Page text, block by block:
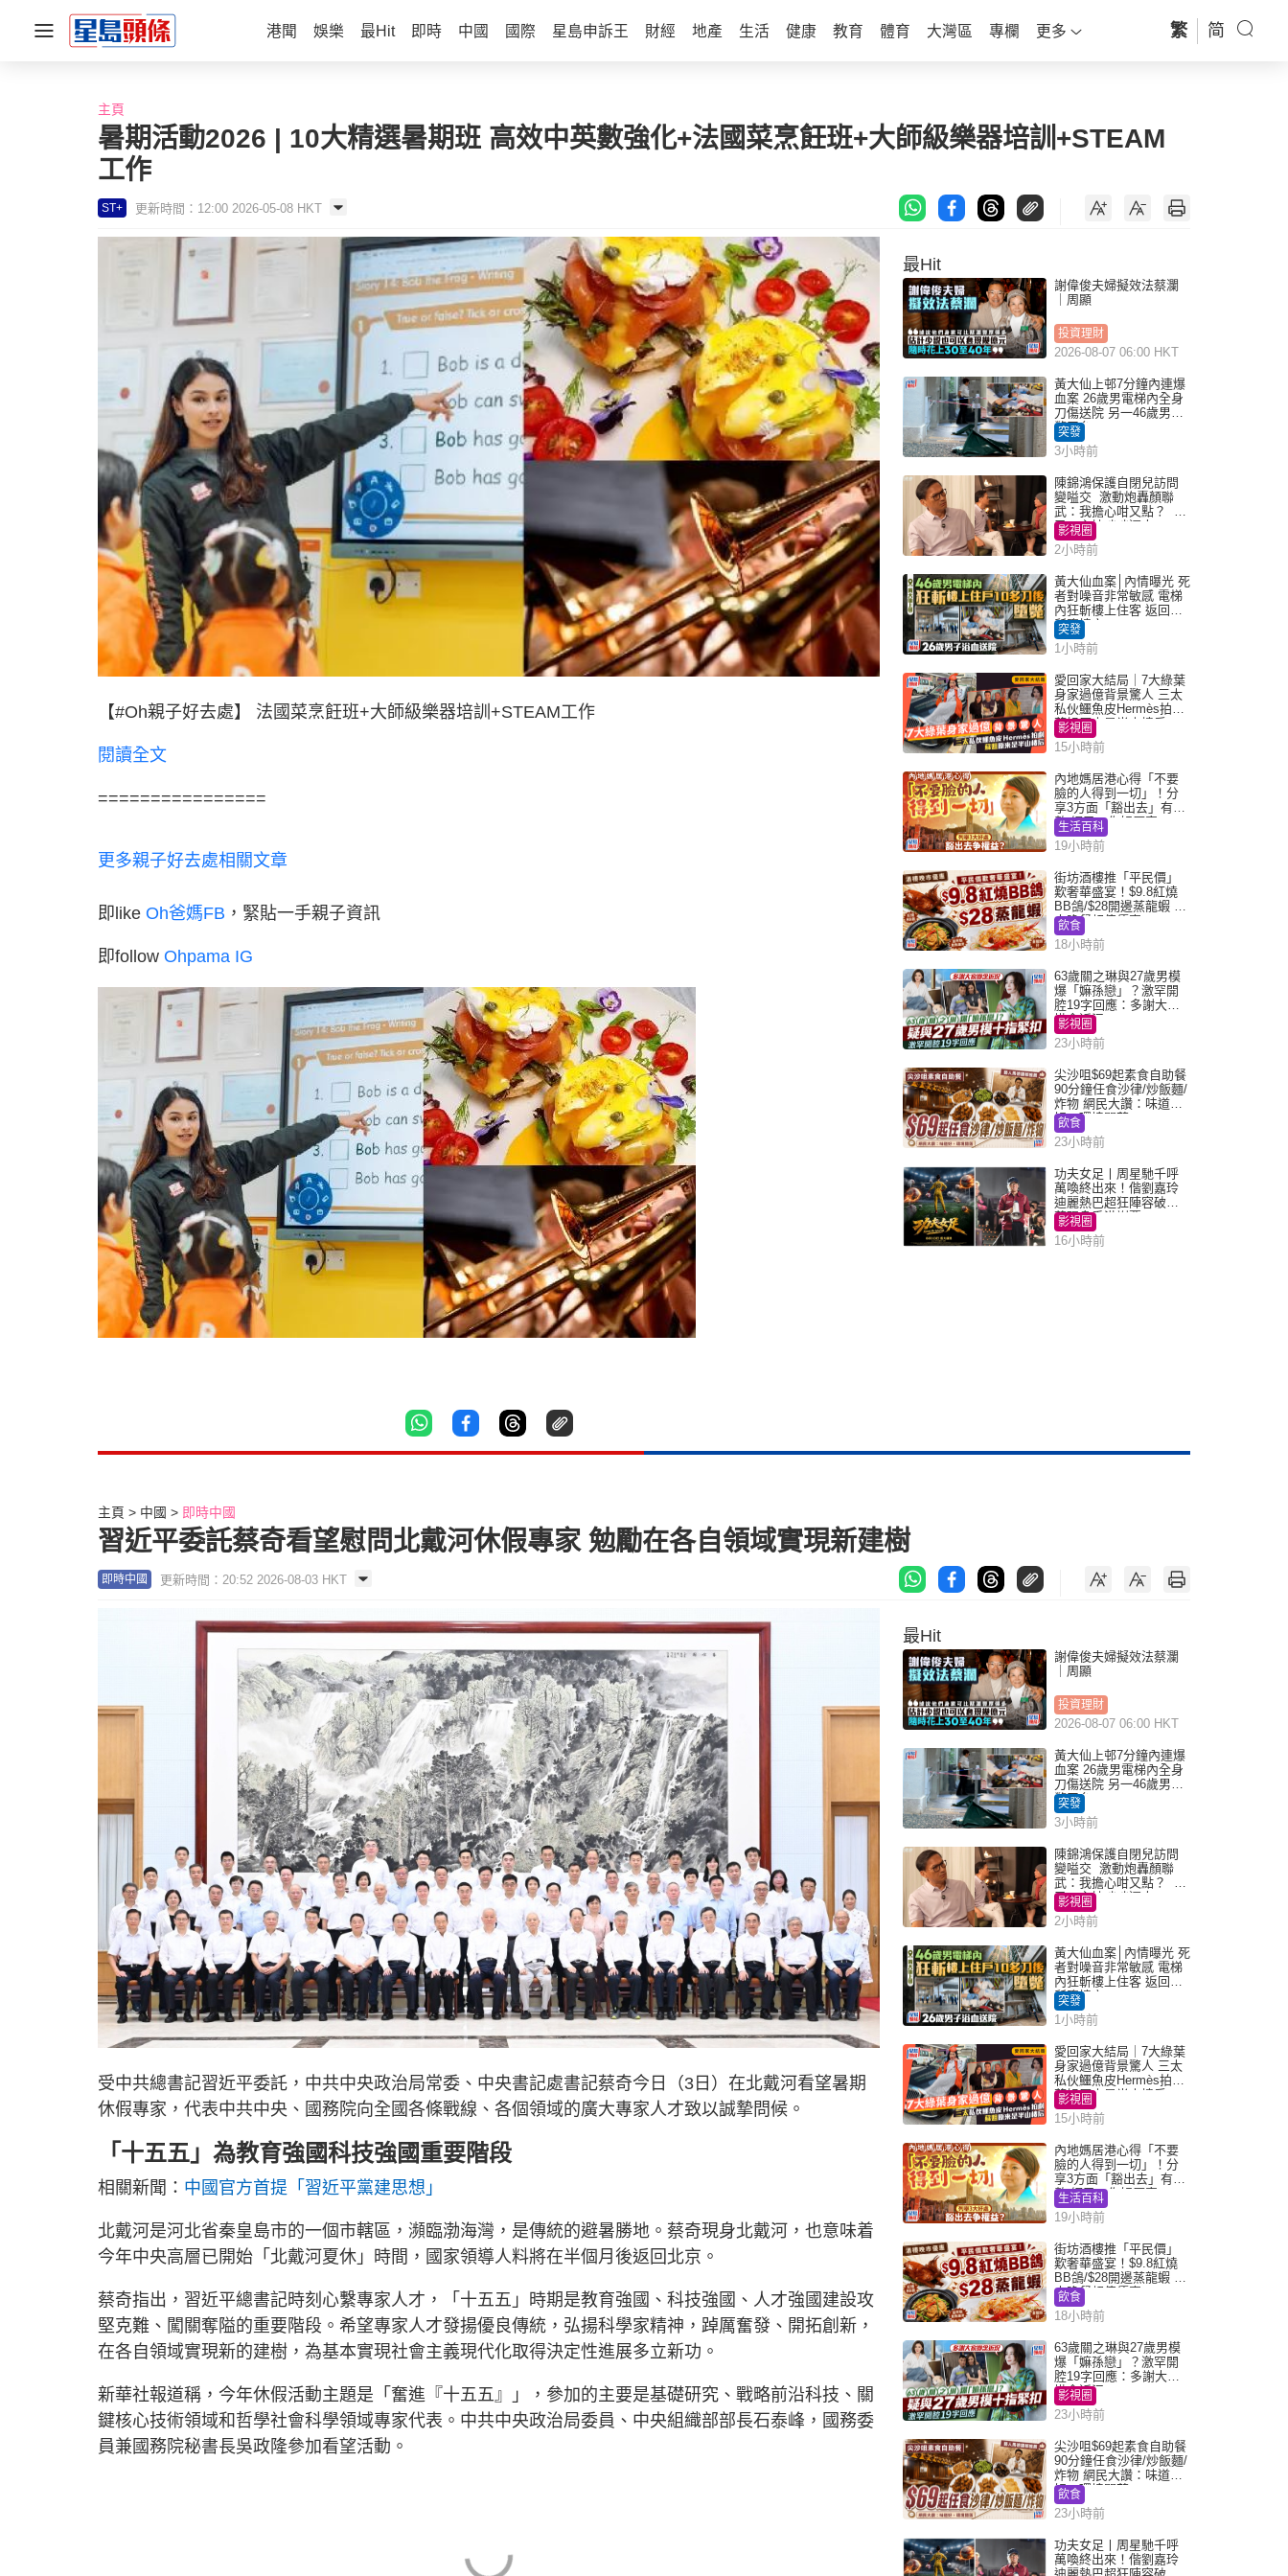
港聞 娛樂 最Hit 即時 中國 國際 星島申訴王 財經 地產 生活 健康 教育 體育 大灣區 專欄 更多 繁 简
主頁
暑期活動2026 | 10大精選暑期班 高效中英數強化+法國菜烹飪班+大師級樂器培訓+STEAM
工作
ST+ 更新時間：12:00 2026-05-08 HKT
【#Oh親子好去處】 法國菜烹飪班+大師級樂器培訓+STEAM工作
閱讀全文
================
更多親子好去處相關文章
即like Oh爸媽FB ，緊貼一手親子資訊
即follow Ohpama IG
最Hit
謝偉俊夫婦擬效法蔡瀾
｜周顯
投資理財
2026-08-07 06:00 HKT
黃大仙上邨7分鐘內連爆
血案 26歲男電梯內全身
刀傷送院 另一46歲男倒
斃平台
突發
3小時前
陳錦鴻保護自閉兒訪問
變嗌交 激動炮轟顏聯
武：我擔心咁又點？ 網
民：主持咄咄逼人
影視圈
2小時前
黃大仙血案│內情曝光 死
者對噪音非常敏感 電梯
內狂斬樓上住客 返回住
所墮樓亡
突發
1小時前
愛回家大結局｜7大綠葉
身家過億背景驚人 三太
私伙鱷魚皮Hermès拍劇
蘇姐原來是半山樓后
影視圈
15小時前
內地媽居港心得「不要
臉的人得到一切」！分
享3方面「豁出去」有著
數 網民：你好厲害
生活百科
19小時前
街坊酒樓推「平民價」
歎奢華盛宴！$9.8紅燒
BB鴿/$28開邊蒸龍蝦 3
大晚餐超值優惠
飲食
18小時前
63歲關之琳與27歲男模
爆「嫲孫戀」？激罕開
腔19字回應：多謝大家
掛念近況
影視圈
23小時前
尖沙咀$69起素食自助餐
90分鐘任食沙律/炒飯麵/
炸物 網民大讚：味道
好，環境闊落
飲食
23小時前
功夫女足丨周星馳千呼
萬喚終出來！偕劉嘉玲
迪麗熱巴超狂陣容破天
荒現身香港謝票
影視圈
16小時前
主頁 中國 即時中國
習近平委託蔡奇看望慰問北戴河休假專家 勉勵在各自領域實現新建樹
即時中國 更新時間：20:52 2026-08-03 HKT
受中共總書記習近平委託，中共中央政治局常委、中央書記處書記蔡奇今日（3日）在北戴河看望暑期
休假專家，代表中共中央、國務院向全國各條戰線、各個領域的廣大專家人才致以誠摯問候。
「十五五」為教育強國科技強國重要階段
相關新聞： 中國官方首提「習近平黨建思想」
北戴河是河北省秦皇島市的一個市轄區，瀕臨渤海灣，是傳統的避暑勝地。蔡奇現身北戴河，也意味着
今年中央高層已開始「北戴河夏休」時間，國家領導人料將在半個月後返回北京。
蔡奇指出，習近平總書記時刻心繫專家人才，「十五五」時期是教育強國、科技強國、人才強國建設攻
堅克難、闖關奪隘的重要階段。希望專家人才發揚優良傳統，弘揚科學家精神，踔厲奮發、開拓創新，
在各自領域實現新的建樹，為基本實現社會主義現代化取得決定性進展多立新功。
新華社報道稱，今年休假活動主題是「奮進『十五五』」，參加的主要是基礎研究、戰略前沿科技、關
鍵核心技術領域和哲學社會科學領域專家代表。中共中央政治局委員、中央組織部部長石泰峰，國務委
員兼國務院秘書長吳政隆參加看望活動。
最Hit
謝偉俊夫婦擬效法蔡瀾
｜周顯
投資理財
2026-08-07 06:00 HKT
黃大仙上邨7分鐘內連爆
血案 26歲男電梯內全身
刀傷送院 另一46歲男倒
斃平台
突發
3小時前
陳錦鴻保護自閉兒訪問
變嗌交 激動炮轟顏聯
武：我擔心咁又點？ 網
民：主持咄咄逼人
影視圈
2小時前
黃大仙血案│內情曝光 死
者對噪音非常敏感 電梯
內狂斬樓上住客 返回住
所墮樓亡
突發
1小時前
愛回家大結局｜7大綠葉
身家過億背景驚人 三太
私伙鱷魚皮Hermès拍劇
蘇姐原來是半山樓后
影視圈
15小時前
內地媽居港心得「不要
臉的人得到一切」！分
享3方面「豁出去」有著
數 網民：你好厲害
生活百科
19小時前
街坊酒樓推「平民價」
歎奢華盛宴！$9.8紅燒
BB鴿/$28開邊蒸龍蝦 3
大晚餐超值優惠
飲食
18小時前
63歲關之琳與27歲男模
爆「嫲孫戀」？激罕開
腔19字回應：多謝大家
掛念近況
影視圈
23小時前
尖沙咀$69起素食自助餐
90分鐘任食沙律/炒飯麵/
炸物 網民大讚：味道
好，環境闊落
飲食
23小時前
功夫女足丨周星馳千呼
萬喚終出來！偕劉嘉玲